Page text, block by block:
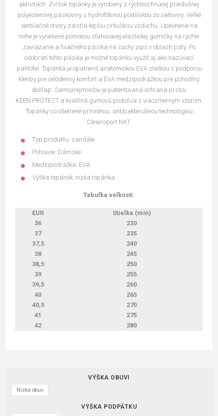
aktivitách. Zvršok topánky je vyrobený z rýchloschnúcej priedušnej
polyesterovej páskoviny s hydrofóbnou podšívkou zo sieťoviny. Veľké
ventilačné otvory zaistia lepšiu cirkuláciu vzduchu. Upevnenie na
nohe je vyriešené pomocou sťahovacej elastickej gumičky na rýchle
zaviazanie a fixačného pásika na suchý zips v oblasti päty. Po
odobratí tohto pásika je možné topánku využiť aj ako nazúvací
pantofel. Topánka je opatrená anatomickou EVA stielkou s podporou
klenby pre celodenný komfort a EVA medzipodrážkou pre pohodlný
došľap. Samozrejmosťou je patentovaná ochrana prstov
KEEN.PROTECT a kvalitná gumová podošva s viacsmerným vzorom.
Topánky sú ošetrené prírodnou, antibakteriálnou technológiou
Cleansport NXT.
Typ produktu: sandále
Pohlavie: Dámske
Medzipodrážka: EVA
Výška topánok: nízka topánka
Tabuľka veľkostí:
EUR
Stielka (mm)
36
230
37
235
37,5
240
38
245
38,5
250
39
255
39,5
260
40
265
40,5
270
41
275
42
280
VÝŠKA OBUVI
Nízka obuv
VÝŠKA PODPÄTKU